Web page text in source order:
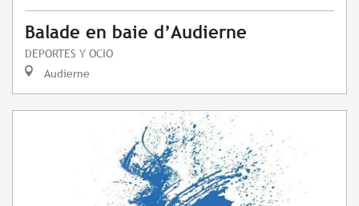
Balade en baie d’Audierne
DEPORTES Y OCIO
Audierne